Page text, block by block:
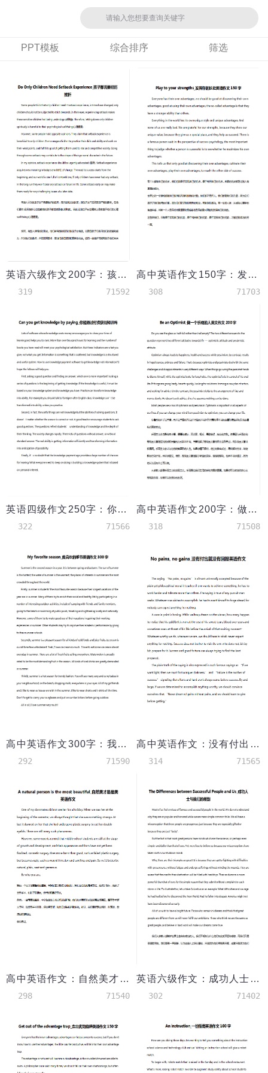
PPT模板 综合排序 筛选
英语六级作文200字：孩子都需要经历挫折
319 71592
高中英语作文150字：发挥你的长处
308 71703
英语四级作文250字：你能通过付费获得知识吗
322 71566
高中英语作文200字：做一个乐观的人
318 71508
高中英语作文300字：我喜欢的季节
292 71590
高中英语作文：没有付出就没有回报
314 71565
高中英语作文：自然美才是最美
298 71540
英语六级作文：成功人士与我们的差别
302 71402